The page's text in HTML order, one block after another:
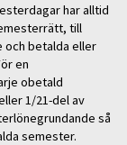
har alltid
till
och betalda eller
en
obetald
1/21-del av
så
semester.